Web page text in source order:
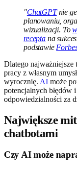
"ChatGPTnie
planowaniu,
wizualizacji. To
receptana
podstawie
Dlatego najważniejsze
pracy z własnym
wyrocznię. AI może
potencjalnych błędów
odpowiedzialności za
Największe
chatbotami
Czy AI może